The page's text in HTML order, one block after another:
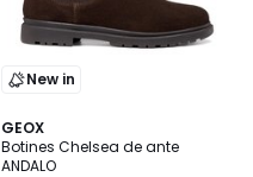
New in
GEOX
Botines Chelsea de ante
ANDALO